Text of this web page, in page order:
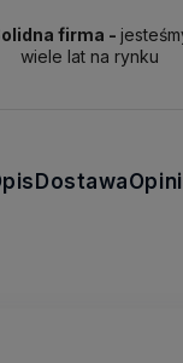
firma -
wiele lat na rynku
Dostawa